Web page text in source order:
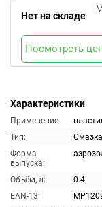
Характеристики
Применение:
Тип:
Форма
выпуска:
Объём, л:
0.4
EAN-13:
Нет на складе
Посмотреть